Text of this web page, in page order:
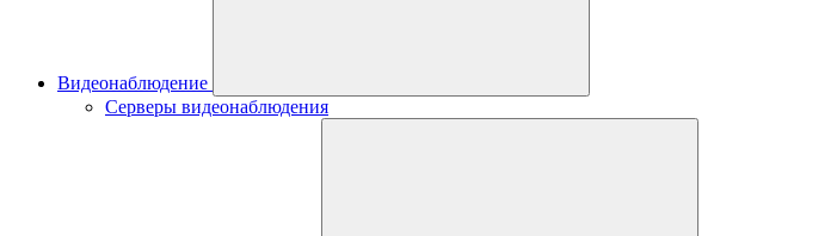
Видеонаблюдение
Серверы видеонаблюдения